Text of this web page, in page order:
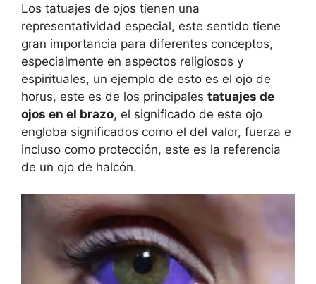
Los tatuajes de ojos tienen una
representatividad especial, este sentido tiene
gran importancia para diferentes conceptos,
especialmente en aspectos religiosos y
espirituales, un ejemplo de esto es el ojo de
horus, este es de los principales tatuajes de
ojos en el brazo, el significado de este ojo
engloba significados como el del valor, fuerza e
incluso como protección, este es la referencia
de un ojo de halcón.